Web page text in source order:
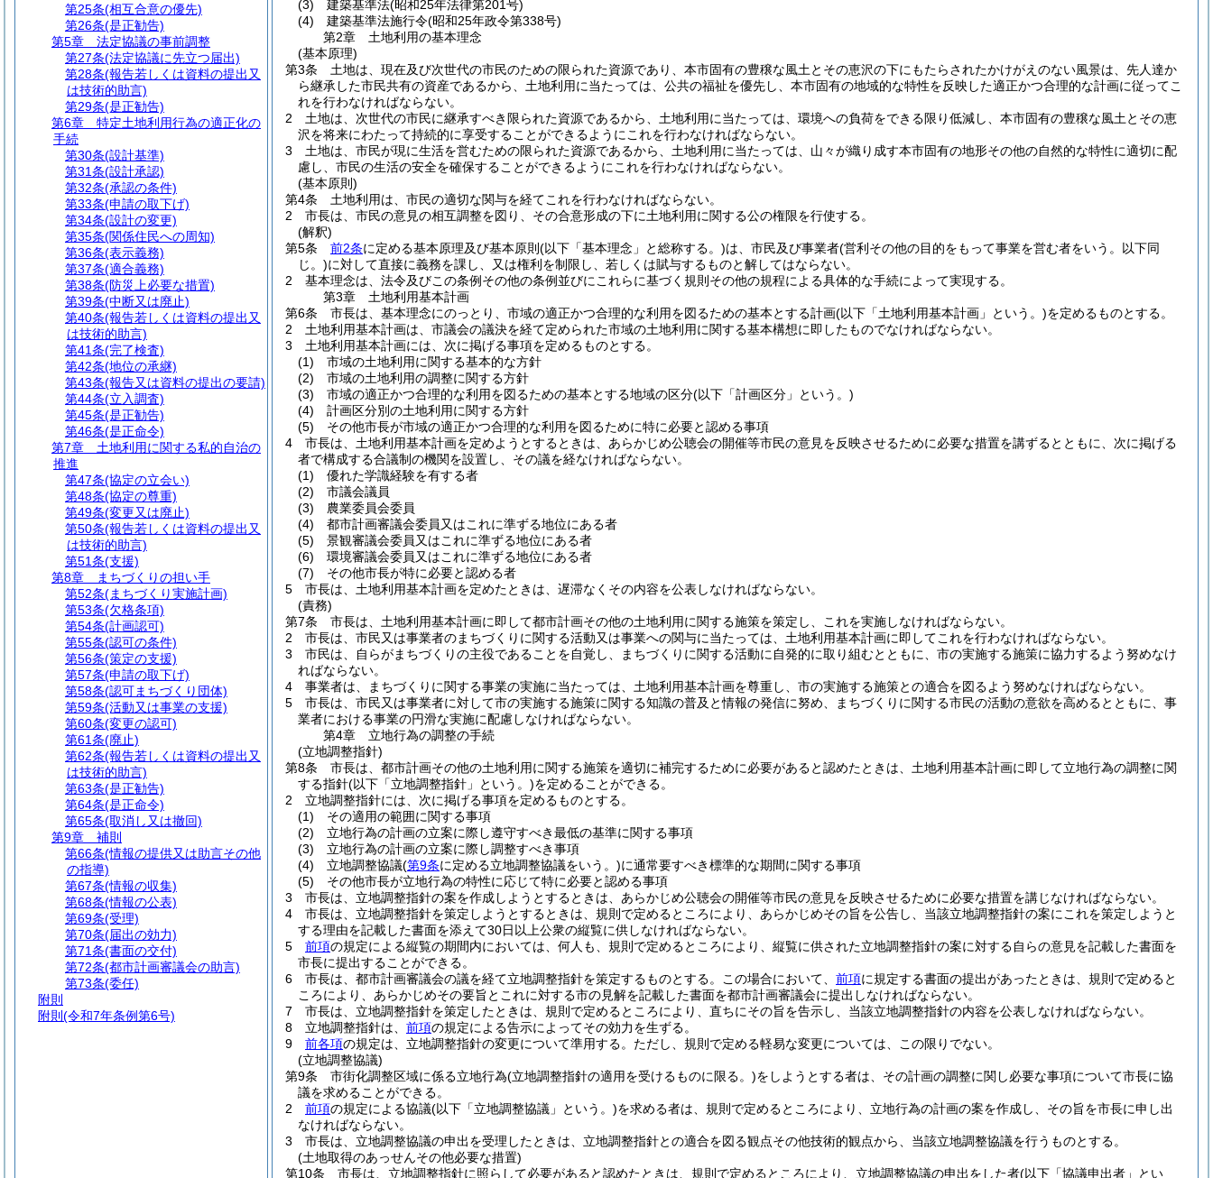
(3)
建築基準法(昭和25年法律第201号)
(4)
建築基準法施行令(昭和25年政令第338号)
第2章
土地利用の基本理念
(基本原理)
第3条
土地は、現在及び次世代の市民のための限られた資源であり、本市固有の豊穣な風土とその恵沢の下にもたらされたかけがえのない風景は、先人達か
ら継承した市民共有の資産であるから、土地利用に当たっては、公共の福祉を優先し、本市固有の地域的な特性を反映した適正かつ合理的な計画に従ってこ
れを行わなければならない。
2
土地は、次世代の市民に継承すべき限られた資源であるから、土地利用に当たっては、環境への負荷をできる限り低減し、本市固有の豊穣な風土とその恵
沢を将来にわたって持続的に享受することができるようにこれを行わなければならない。
3
土地は、市民が現に生活を営むための限られた資源であるから、土地利用に当たっては、山々が織り成す本市固有の地形その他の自然的な特性に適切に配
慮し、市民の生活の安全を確保することができるようにこれを行わなければならない。
(基本原則)
第4条
土地利用は、市民の適切な関与を経てこれを行わなければならない。
2
市長は、市民の意見の相互調整を図り、その合意形成の下に土地利用に関する公の権限を行使する。
(解釈)
第5条
前2条に定める基本原理及び基本原則 (以下「基本理念」と総称する。)は、市民及び事業者(営利その他の目的をもって事業を営む者をいう。以下同
じ。)に対して直接に義務を課し、又は権利を制限し、若しくは賦与するものと解してはならない。
2
基本理念は、法令及びこの条例その他の条例並びにこれらに基づく規則その他の規程による具体的な手続によって実現する。
第3章
土地利用基本計画
第6条
市長は、基本理念にのっとり、市域の適正かつ合理的な利用を図るための基本とする計画(以下「土地利用基本計画」という。)を定めるものとする。
2
土地利用基本計画は、市議会の議決を経て定められた市域の土地利用に関する基本構想に即したものでなければならない。
3
土地利用基本計画には、次に掲げる事項を定めるものとする。
(1)
市域の土地利用に関する基本的な方針
(2)
市域の土地利用の調整に関する方針
(3)
市域の適正かつ合理的な利用を図るための基本とする地域の区分(以下「計画区分」という。)
(4)
計画区分別の土地利用に関する方針
(5)
その他市長が市域の適正かつ合理的な利用を図るために特に必要と認める事項
4
市長は、土地利用基本計画を定めようとするときは、あらかじめ公聴会の開催等市民の意見を反映させるために必要な措置を講ずるとともに、次に掲げる
者で構成する合議制の機関を設置し、その議を経なければならない。
(1)
優れた学識経験を有する者
(2)
市議会議員
(3)
農業委員会委員
(4)
都市計画審議会委員又はこれに準ずる地位にある者
(5)
景観審議会委員又はこれに準ずる地位にある者
(6)
環境審議会委員又はこれに準ずる地位にある者
(7)
その他市長が特に必要と認める者
5
市長は、土地利用基本計画を定めたときは、遅滞なくその内容を公表しなければならない。
(責務)
第7条
市長は、土地利用基本計画に即して都市計画その他の土地利用に関する施策を策定し、これを実施しなければならない。
2
市長は、市民又は事業者のまちづくりに関する活動又は事業への関与に当たっては、土地利用基本計画に即してこれを行わなければならない。
3
市民は、自らがまちづくりの主役であることを自覚し、まちづくりに関する活動に自発的に取り組むとともに、市の実施する施策に協力するよう努めなけ
ればならない。
4
事業者は、まちづくりに関する事業の実施に当たっては、土地利用基本計画を尊重し、市の実施する施策との適合を図るよう努めなければならない。
5
市長は、市民又は事業者に対して市の実施する施策に関する知識の普及と情報の発信に努め、まちづくりに関する市民の活動の意欲を高めるとともに、事
業者における事業の円滑な実施に配慮しなければならない。
第4章
立地行為の調整の手続
(立地調整指針)
第8条
市長は、都市計画その他の土地利用に関する施策を適切に補完するために必要があると認めたときは、土地利用基本計画に即して立地行為の調整に関
する指針(以下「立地調整指針」という。)を定めることができる。
2
立地調整指針には、次に掲げる事項を定めるものとする。
(1)
その適用の範囲に関する事項
(2)
立地行為の計画の立案に際し遵守すべき最低の基準に関する事項
(3)
立地行為の計画の立案に際し調整すべき事項
(4)
立地調整協議(第9条に定める立地調整協議をいう。)に通常要すべき標準的な期間に関する事項
(5)
その他市長が立地行為の特性に応じて特に必要と認める事項
3
市長は、立地調整指針の案を作成しようとするときは、あらかじめ公聴会の開催等市民の意見を反映させるために必要な措置を講じなければならない。
4
市長は、立地調整指針を策定しようとするときは、規則で定めるところにより、あらかじめその旨を公告し、当該立地調整指針の案にこれを策定しようと
する理由を記載した書面を添えて30日以上公衆の縦覧に供しなければならない。
5
前項の規定による縦覧の期間内においては、何人も、規則で定めるところにより、縦覧に供された立地調整指針の案に対する自らの意見を記載した書面を
市長に提出することができる。
6
市長は、都市計画審議会の議を経て立地調整指針を策定するものとする。 この場合において、 前項に規定する書面の提出があったときは、規則で定めると
ころにより、あらかじめその要旨とこれに対する市の見解を記載した書面を都市計画審議会に提出しなければならない。
7
市長は、立地調整指針を策定したときは、規則で定めるところにより、直ちにその旨を告示し、当該立地調整指針の内容を公表しなければならない。
8
立地調整指針は、 前項の規定による告示によってその効力を生ずる。
9
前各項の規定は、立地調整指針の変更について準用する。 ただし、規則で定める軽易な変更については、この限りでない。
(立地調整協議)
第9条
市街化調整区域に係る立地行為(立地調整指針の適用を受けるものに限る。)をしようとする者は、その計画の調整に関し必要な事項について市長に協
議を求めることができる。
2
前項の規定による協議(以下「立地調整協議」という。)を求める者は、規則で定めるところにより、立地行為の計画の案を作成し、その旨を市長に申し出
なければならない。
3
市長は、立地調整協議の申出を受理したときは、立地調整指針との適合を図る観点その他技術的観点から、当該立地調整協議を行うものとする。
(土地取得のあっせんその他必要な措置)
第10条
市長は、立地調整指針に照らして必要があると認めたときは、規則で定めるところにより、立地調整協議の申出をした者(以下「協議申出者」とい
第25条(相互合意の優先)
第26条(是正勧告)
第5章
法定協議の事前調整
第27条(法定協議に先立つ届出)
第28条(報告若しくは資料の提出又
は技術的助言)
第29条(是正勧告)
第6章
特定土地利用行為の適正化の
手続
第30条(設計基準)
第31条(設計承認)
第32条(承認の条件)
第33条(申請の取下げ)
第34条(設計の変更)
第35条(関係住民への周知)
第36条(表示義務)
第37条(適合義務)
第38条(防災上必要な措置)
第39条(中断又は廃止)
第40条(報告若しくは資料の提出又
は技術的助言)
第41条(完了検査)
第42条(地位の承継)
第43条(報告又は資料の提出の要請)
第44条(立入調査)
第45条(是正勧告)
第46条(是正命令)
第7章
土地利用に関する私的自治の
推進
第47条(協定の立会い)
第48条(協定の尊重)
第49条(変更又は廃止)
第50条(報告若しくは資料の提出又
は技術的助言)
第51条(支援)
第8章
まちづくりの担い手
第52条(まちづくり実施計画)
第53条(欠格条項)
第54条(計画認可)
第55条(認可の条件)
第56条(策定の支援)
第57条(申請の取下げ)
第58条(認可まちづくり団体)
第59条(活動又は事業の支援)
第60条(変更の認可)
第61条(廃止)
第62条(報告若しくは資料の提出又
は技術的助言)
第63条(是正勧告)
第64条(是正命令)
第65条(取消し又は撤回)
第9章
補則
第66条(情報の提供又は助言その他
の指導)
第67条(情報の収集)
第68条(情報の公表)
第69条(受理)
第70条(届出の効力)
第71条(書面の交付)
第72条(都市計画審議会の助言)
第73条(委任)
附則
附則 (令和7年条例第6号)